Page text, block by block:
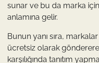
sunar ve bu da marka
anlamına gelir.
Bunun yanı sıra,
ücretsiz olarak
karşılığında tanıtım